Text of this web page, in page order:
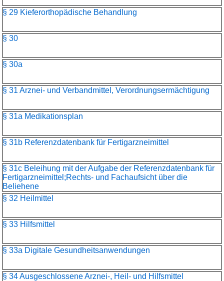
§ 29 Kieferorthopädische Behandlung
§ 30
§ 30a
§ 31 Arznei- und Verbandmittel, Verordnungsermächtigung
§ 31a Medikationsplan
§ 31b Referenzdatenbank für Fertigarzneimittel
§ 31c Beleihung mit der Aufgabe der Referenzdatenbank für
Fertigarzneimittel;Rechts- und Fachaufsicht über die
Beliehene
§ 32 Heilmittel
§ 33 Hilfsmittel
§ 33a Digitale Gesundheitsanwendungen
§ 34 Ausgeschlossene Arznei-, Heil- und Hilfsmittel